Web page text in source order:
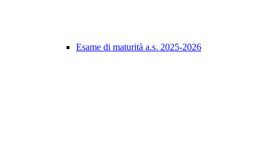
Esame di maturità a.s. 2025-2026